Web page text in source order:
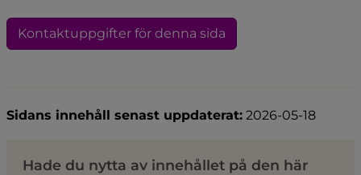
Kontaktuppgifter för denna sida
Sidans innehåll senast uppdaterat: 2026-05-18
Hade du nytta av innehållet på den här